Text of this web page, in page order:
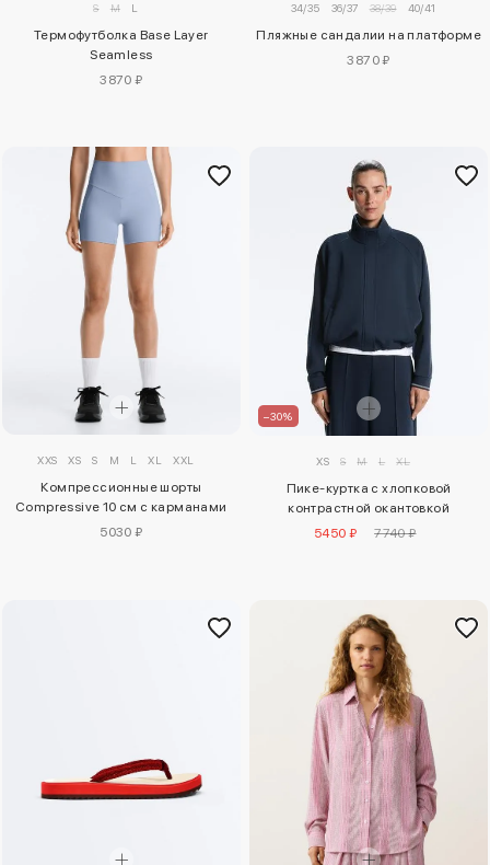
S M L
Термофутболка Base Layer
Seamless
3870 ₽
34/35 36/37 38/39 40/41
Пляжные сандалии на платформе
3870 ₽
XXS XS S M L XL XXL
Компрессионные шорты
Compressive 10 см с карманами
5030 ₽
–30%
XS S M L XL
Пике-куртка с хлопковой
контрастной окантовкой
5450 ₽
7740 ₽